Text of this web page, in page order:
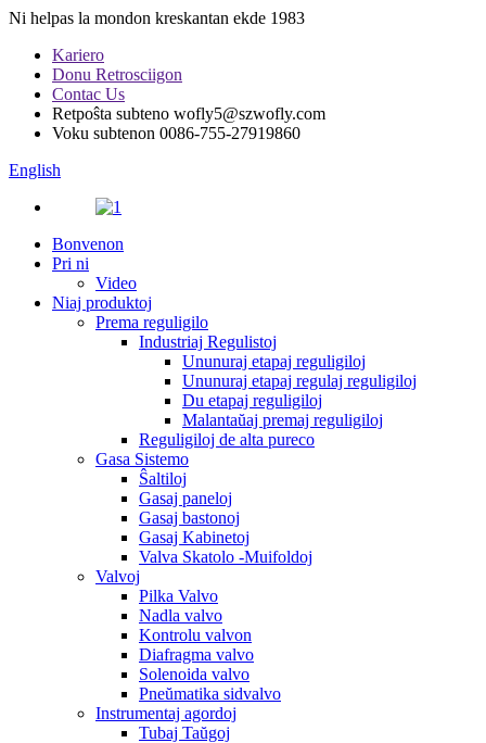
Ni helpas la mondon kreskantan ekde 1983
Kariero
Donu Retrosciigon
Contac Us
Retpoŝta subteno wofly5@szwofly.com
Voku subtenon 0086-755-27919860
English
Bonvenon
Pri ni
Video
Niaj produktoj
Prema reguligilo
Industriaj Regulistoj
Ununuraj etapaj reguligiloj
Ununuraj etapaj regulaj reguligiloj
Du etapaj reguligiloj
Malantaŭaj premaj reguligiloj
Reguligiloj de alta pureco
Gasa Sistemo
Ŝaltiloj
Gasaj paneloj
Gasaj bastonoj
Gasaj Kabinetoj
Valva Skatolo -Muifoldoj
Valvoj
Pilka Valvo
Nadla valvo
Kontrolu valvon
Diafragma valvo
Solenoida valvo
Pneŭmatika sidvalvo
Instrumentaj agordoj
Tubaj Taŭgoj